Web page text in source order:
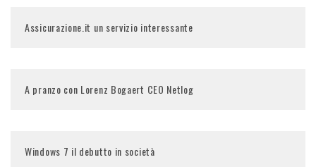
Assicurazione.it un servizio interessante
A pranzo con Lorenz Bogaert CEO Netlog
Windows 7 il debutto in società